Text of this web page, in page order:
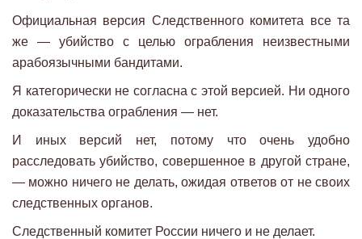
Официальная версия Следственного комитета все та
же — убийство с целью ограбления неизвестными
арабоязычными бандитами.
Я категорически не согласна с этой версией. Ни одного
доказательства ограбления — нет.
И иных версий нет, потому что очень удобно
расследовать убийство, совершенное в другой стране,
— можно ничего не делать, ожидая ответов от не своих
следственных органов.
Следственный комитет России ничего и не делает.